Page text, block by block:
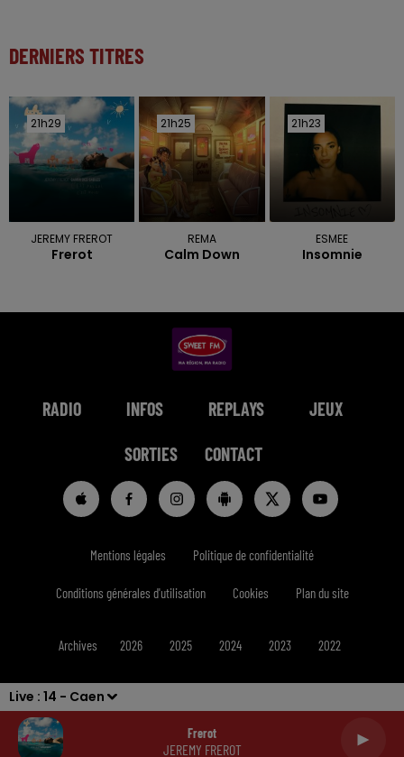
Live : 14 - Caen
Frerot
JEREMY FREROT
DERNIERS TITRES
21h29
21h29
JEREMY FREROT
Frerot
21h25
21h25
REMA
Calm Down
21h23
21h23
ESMEE
Insomnie
RADIO INFOS REPLAYS JEUX
SORTIES CONTACT
Mentions légales Politique de confidentialité
Conditions générales d'utilisation Cookies Plan du site
Archives 2026 2025 2024 2023 2022